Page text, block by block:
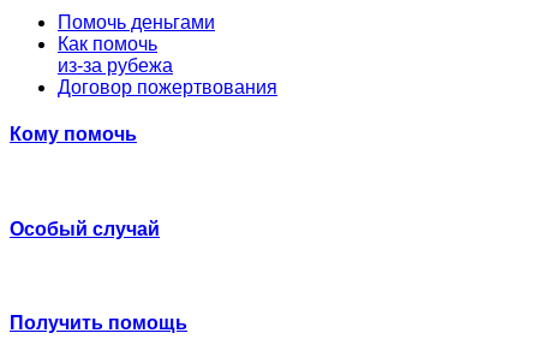
Помочь деньгами
Как помочь
из-за рубежа
Договор пожертвования
Кому помочь
Особый случай
Получить помощь